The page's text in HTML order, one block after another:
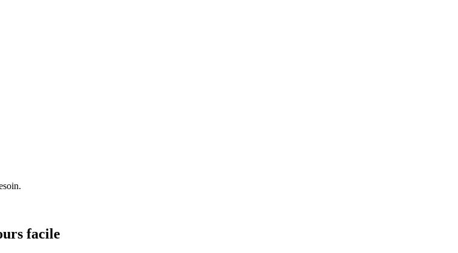
facile